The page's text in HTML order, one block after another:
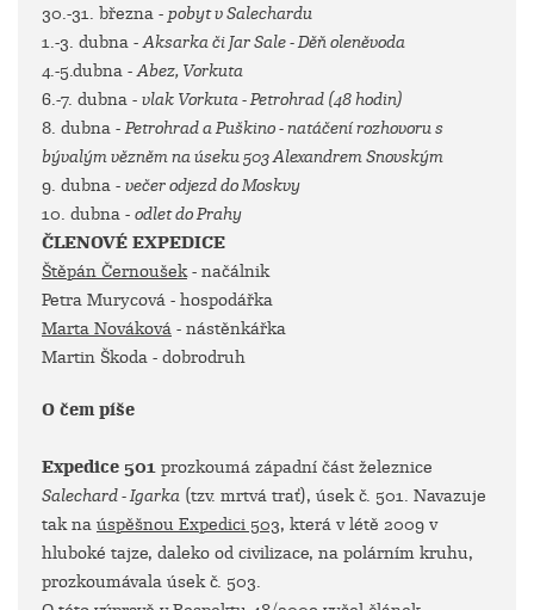
30.-31. března - pobyt v Salechardu
1.-3. dubna - Aksarka či Jar Sale - Děň oleněvoda
4.-5.dubna - Abez, Vorkuta
6.-7. dubna - vlak Vorkuta - Petrohrad (48 hodin)
8. dubna - Petrohrad a Puškino - natáčení rozhovoru s
bývalým vězněm na úseku 503 Alexandrem Snovským
9. dubna - večer odjezd do Moskvy
10. dubna - odlet do Prahy
ČLENOVÉ EXPEDICE
Štěpán Černoušek - načálnik
Petra Murycová - hospodářka
Marta Nováková - nástěnkářka
Martin Škoda - dobrodruh
O čem píše
Expedice 501 prozkoumá západní část železnice
Salechard - Igarka (tzv. mrtvá trať), úsek č. 501. Navazuje
tak na úspěšnou Expedici 503, která v létě 2009 v
hluboké tajze, daleko od civilizace, na polárním kruhu,
prozkoumávala úsek č. 503.